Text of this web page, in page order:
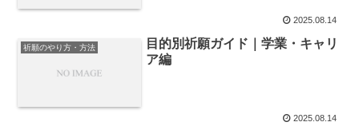
2025.08.14
祈願のやり方・方法
目的別祈願ガイド｜学業・キャリ
ア編
2025.08.14